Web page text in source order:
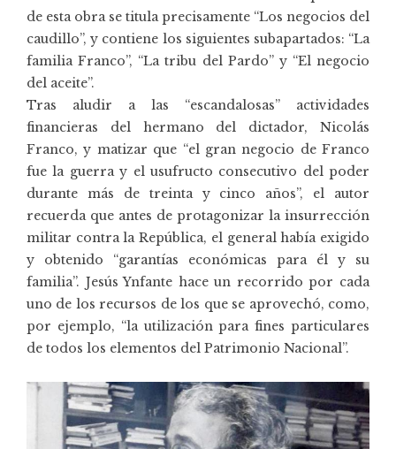
de esta obra se titula precisamente “Los negocios del
caudillo”, y contiene los siguientes subapartados: “La
familia Franco”, “La tribu del Pardo” y “El negocio
del aceite”.
Tras aludir a las “escandalosas” actividades
financieras del hermano del dictador, Nicolás
Franco, y matizar que “el gran negocio de Franco
fue la guerra y el usufructo consecutivo del poder
durante más de treinta y cinco años”, el autor
recuerda que antes de protagonizar la insurrección
militar contra la República, el general había exigido
y obtenido “garantías económicas para él y su
familia”. Jesús Ynfante hace un recorrido por cada
uno de los recursos de los que se aprovechó, como,
por ejemplo, “la utilización para fines particulares
de todos los elementos del Patrimonio Nacional”.